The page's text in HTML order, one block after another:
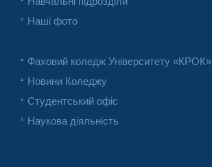
Наші фото
Фаховий коледж Університету «КРОК»
Новини Коледжу
Студентський офіс
Наукова діяльність